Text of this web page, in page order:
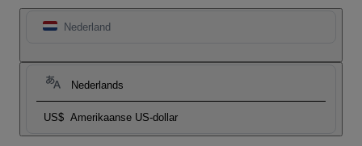
Nederland
Nederlands
US$ Amerikaanse US-dollar